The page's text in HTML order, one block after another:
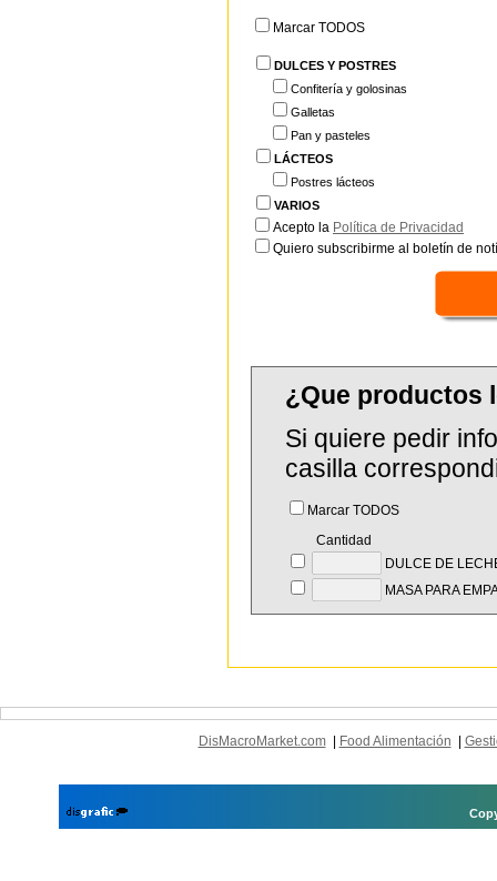
Marcar TODOS
DULCES Y POSTRES
Confitería y golosinas
Galletas
Pan y pasteles
LÁCTEOS
Postres lácteos
VARIOS
Acepto la Política de Privacidad
Quiero subscribirme al boletín de
¿Que productos
Si quiere pedir
casilla
Marcar TODOS
Cantidad
DULCE DE
MASA PARA
DisMacroMarket.com| Food Alimentación